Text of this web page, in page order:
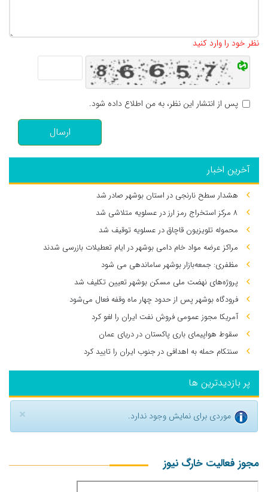
نظر خود را وارد کنید
پس از انتشار این نظر، به من اطلاع داده شود.
ارسال
آخرین اخبار
هشدار سطح نارنجی در استان بوشهر صادر شد
۸ مرکز استخراج رمز ارز در عسلویه متلاشی شد
محموله تلویزیون قاچاق در عسلویه توقیف شد
مراکز عرضه مواد خام دامی بوشهر در ایام تعطیلات بازرسی شدند
مظفری: جمعه‌بازار بوشهر ساماندهی می‌ شود
پروژه‌های نهضت ملی مسکن بوشهر تعیین تکلیف شد
فرودگاه بوشهر پس از حدود چهار ماه وقفه فعال می‌شود
آمریکا مجوز عمومی فروش نفت ایران را لغو کرد
سقوط هواپیمای باری پاکستان در دریای عمان
سنتکام حمله به اهدافی در جنوب ایران را تایید کرد
پر بازدیدترین ها
× موردی برای نمایش وجود ندارد.
مجوز فعالیت خارگ نیوز